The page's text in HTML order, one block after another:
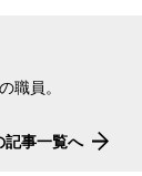
職員。
記事一覧へ